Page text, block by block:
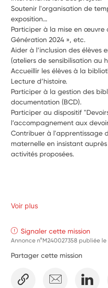
Soutenir l'organisation de
exposition…
Participer à la mise en œuvre
Génération 2024 », etc.
Aider à l’inclusion des élèves
(ateliers de sensibilisation au
Accueillir les élèves à la
Lecture d’histoire.
Participer à la gestion des
documentation (BCD).
Participer au dispositif
l’accompagnement aux
Contribuer à l'apprentissage
maternelle en insistant
activités proposées.
Voir plus
Signaler cette mission
Annonce n°M240027358 publiée le
Partager cette mission